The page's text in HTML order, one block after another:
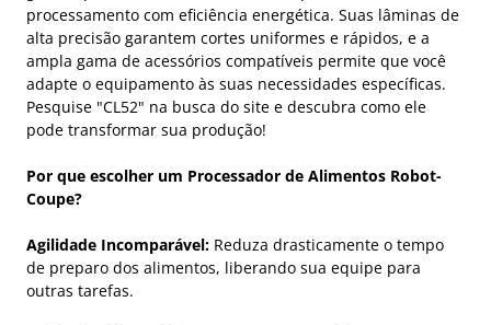
processamento com eficiência energética. Suas lâminas de
alta precisão garantem cortes uniformes e rápidos, e a
ampla gama de acessórios compatíveis permite que você
adapte o equipamento às suas necessidades específicas.
Pesquise "CL52" na busca do site e descubra como ele
pode transformar sua produção!
Por que escolher um Processador de Alimentos Robot-
Coupe?
Agilidade Incomparável: Reduza drasticamente o tempo
de preparo dos alimentos, liberando sua equipe para
outras tarefas.